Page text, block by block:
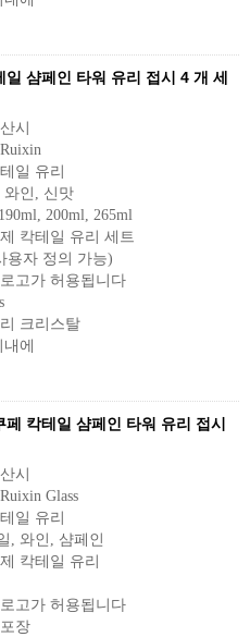
일 샴페인 타워 유리 접시 4 개 세
시
일 유리
와인, 신맛
200ml, 265ml
칵테일 유리 세트
용자 정의 가능)
고가 허용됩니다
크리스탈
에
페 칵테일 샴페인 타워 유리 접시
시
Glass
일 유리
, 와인, 샴페인
칵테일 유리
고가 허용됩니다
장